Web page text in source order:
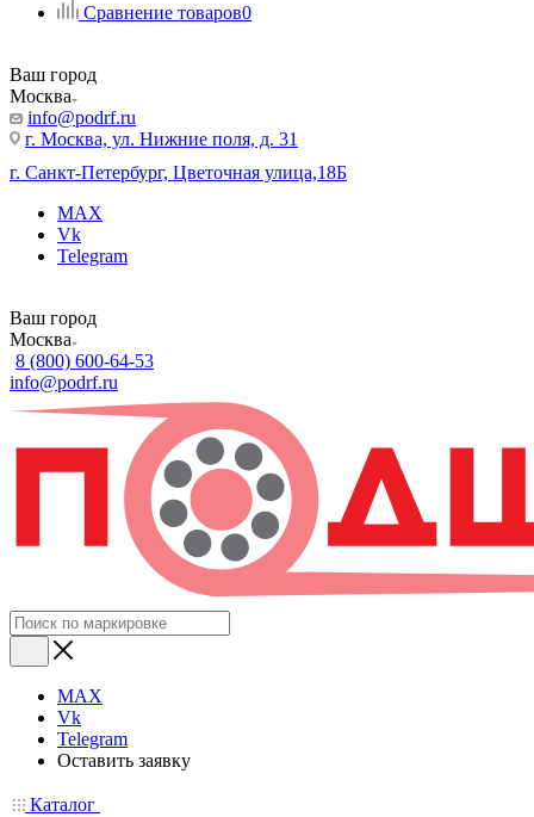
Сравнение товаров0
Ваш город
Москва
info@podrf.ru
г. Москва, ул. Нижние поля, д. 31
г. Санкт-Петербург, Цветочная улица,18Б
MAX
Vk
Telegram
Ваш город
Москва
8 (800) 600-64-53
info@podrf.ru
MAX
Vk
Telegram
Оставить заявку
Каталог